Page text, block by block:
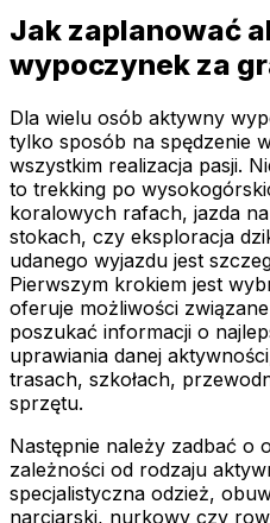
Jak zaplanować
wypoczynek za
Dla wielu osób aktywny
tylko sposób na spędzenie
wszystkim realizacja pasji.
to trekking po
koralowych rafach, jazda
stokach, czy eksploracja
udanego wyjazdu jest
Pierwszym krokiem jest
oferuje możliwości
poszukać informacji o
uprawiania danej
trasach, szkołach,
sprzętu.
Następnie należy zadbać o
zależności od rodzaju
specjalistyczna odzież,
narciarski, nurkowy czy